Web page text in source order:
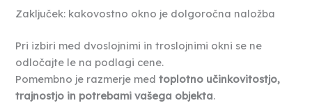
Zaključek: kakovostno okno je dolgoročna naložba
Pri izbiri med dvoslojnimi in troslojnimi okni se ne
odločajte le na podlagi cene.
Pomembno je razmerje medtoplotno učinkovitostjo,
trajnostjo in potrebami vašega objekta.